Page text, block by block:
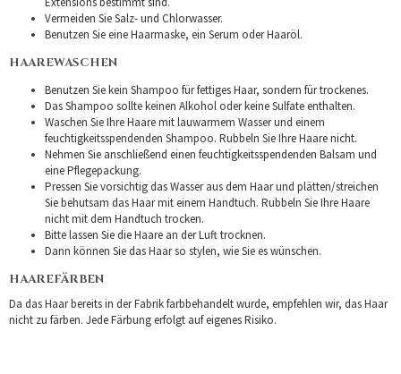
Vermeiden Sie Salz- und Chlorwasser.
Benutzen Sie eine Haarmaske, ein Serum oder Haaröl.
HAAREWASCHEN
Benutzen Sie kein Shampoo für fettiges Haar, sondern für trockenes.
Das Shampoo sollte keinen Alkohol oder keine Sulfate enthalten.
Waschen Sie Ihre Haare mit lauwarmem Wasser und einem
feuchtigkeitsspendenden Shampoo. Rubbeln Sie Ihre Haare nicht.
Nehmen Sie anschließend einen feuchtigkeitsspendenden Balsam und
eine Pflegepackung.
Pressen Sie vorsichtig das Wasser aus dem Haar und plätten/streichen
Sie behutsam das Haar mit einem Handtuch. Rubbeln Sie Ihre Haare
nicht mit dem Handtuch trocken.
Bitte lassen Sie die Haare an der Luft trocknen.
Dann können Sie das Haar so stylen, wie Sie es wünschen.
HAAREFÄRBEN
Da das Haar bereits in der Fabrik farbbehandelt wurde, empfehlen wir, das Haar
nicht zu färben. Jede Färbung erfolgt auf eigenes Risiko.